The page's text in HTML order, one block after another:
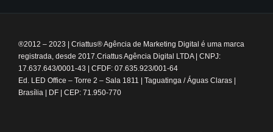
®2012 – 2023
Criattus® Agência de Marketing Digital é uma marca
registrada, desde 2017.Criattus Agência Digital LTDA | CNPJ:
17.637.643/0001-43 | CFDF: 07.635.923/001-64
Ed. LED Office – Torre 2 – Sala 1811 | Taguatinga / Águas Claras |
Brasília | DF | CEP: 71.950-770